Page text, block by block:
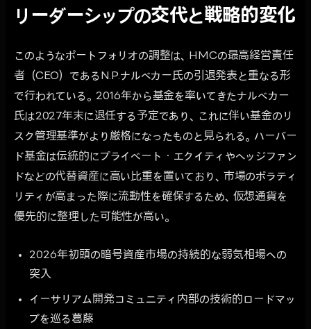
リーダーシップの交代と戦略的変化
このようなポートフォリオの調整は、HMCの最高経営責任
者（CEO）であるN.P.ナルベカー氏の引退発表と重なる形
で行われている。2016年から基金を率いてきたナルベカー
氏は2027年末に退任する予定であり、これに伴い基金のリ
スク管理基準がより厳格になったものと見られる。ハーバー
ド基金は伝統的にプライベート・エクイティやヘッジファン
ドなどの代替資産に高い比重を置いており、市場のボラティ
リティが高まった際に流動性を確保するため、仮想通貨を
優先的に整理した可能性が高い。
2026年初頭の暗号資産市場の持続的な弱気相場への
突入
イーサリアム開発コミュニティ内部の技術的ロードマッ
プを巡る葛藤